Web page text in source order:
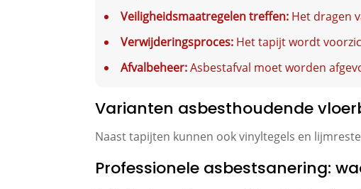
Veiligheidsmaatregelen treffen: Het dragen
Verwijderingsproces: Het tapijt wordt
Afvalbeheer:Asbestafval moet worden
Varianten asbesthoudende
Naast tapijten kunnen ook vinyltegels en
Professionele asbestsanering: